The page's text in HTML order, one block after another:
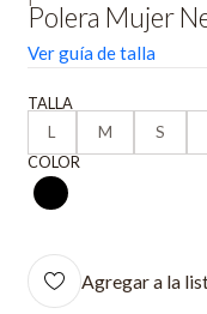
Polera Mujer
Ver guía de talla
TALLA
L
M S
COLOR
Agregar a la